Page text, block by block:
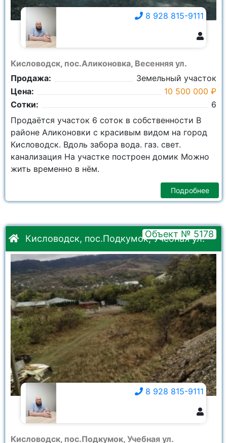
Кисловодск, пос.Аликоновка, Весенняя ул.
Продажа:
Земельный участок
Цена:
10 500 000 ₽
Сотки:
6
8 928 815-9111
Продаётся участок 6 соток в собственности В
районе Аликоновки с красивым видом на город
Кисловодск. Вдоль забора вода. газ. свет.
канализация На участке построен домик Можно
жить временно в нём.
Подробнее
Кисловодск, пос.Подкумок, Учебная ул.
Объект № 5178
Кисловодск, пос.Подкумок, Учебная ул.
8 928 815-9111